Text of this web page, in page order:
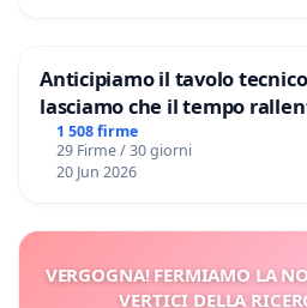
Anticipiamo il tavolo
lasciamo che il tempo
Domenico Racanati
1 508 firme
29 Firme / 30 giorni
20 Jun 2026
VERGOGNA! FERMIAMO LA
VERTICI DELLA